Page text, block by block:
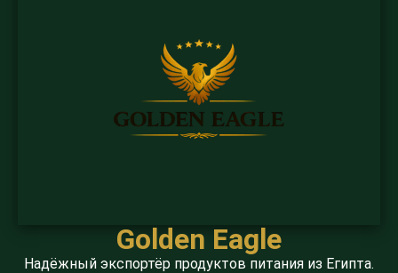
Golden Eagle
Надёжный экспортёр продуктов питания из Египта.